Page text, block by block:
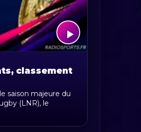
classement
saison majeure du
(LNR), le